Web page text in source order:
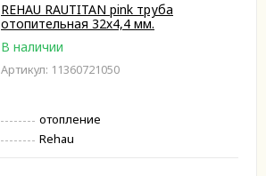
REHAU RAUTITAN pink труба
отопительная 32х4,4 мм.
В наличии
Артикул: 11360721050
отопление
Rehau